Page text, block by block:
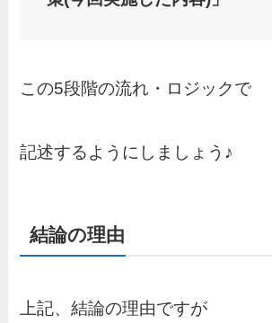
この5段階の流れ・ロジックで
記述するようにしましょう♪
結論の理由
上記、結論の理由ですが